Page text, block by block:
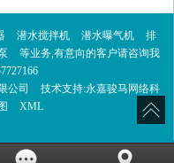
潜水搅拌机 潜水曝气机
排
等业务,有意向的客户请咨询我
公司 技术支持:永嘉骏马网络科
XML